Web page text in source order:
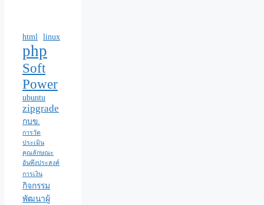
html linux
php
Soft
Power
ubuntu
zipgrade
กบข.
การวัด
ประเมิน
คุณลักษณะ
อันพึงประสงค์
การเงิน
กิจกรรม
พัฒนาผู้